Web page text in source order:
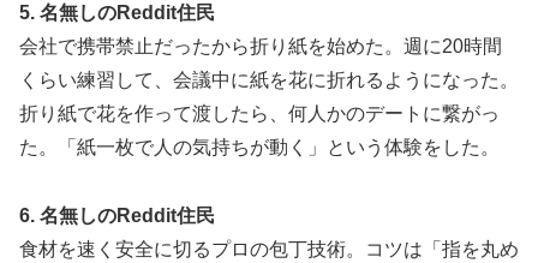
5. 名無しのReddit住民
会社で携帯禁止だったから折り紙を始めた。週に20時間
くらい練習して、会議中に紙を花に折れるようになった。
折り紙で花を作って渡したら、何人かのデートに繋がっ
た。「紙一枚で人の気持ちが動く」という体験をした。
6. 名無しのReddit住民
食材を速く安全に切るプロの包丁技術。コツは「指を丸め